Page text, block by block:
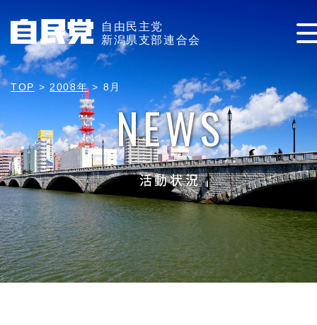
自由民主党
新潟県支部連合会
TOP > 2008年> 8月
NEWS
活動状況